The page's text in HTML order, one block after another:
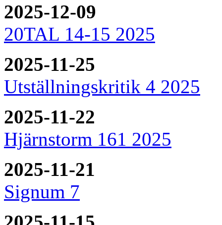
2025-12-09
20TAL 14-15 2025
2025-11-25
Utställningskritik 4 2025
2025-11-22
Hjärnstorm 161 2025
2025-11-21
Signum 7